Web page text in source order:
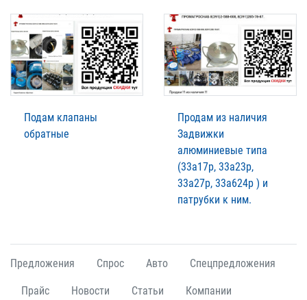
Подам клапаны
обратные
Продам из наличия
Задвижки
алюминиевые типа
(33а17р, 33а23р,
33а27р, 33а624р ) и
патрубки к ним.
Предложения Спрос Авто Спецпредложения
Прайс Новости Статьи Компании